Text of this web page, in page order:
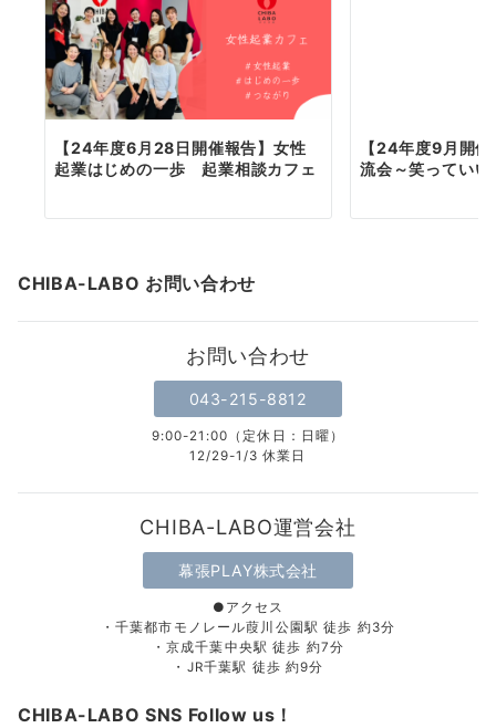
【24年度6月28日開催報告】女性
起業はじめの一歩 起業相談カフェ
【24年度9月開
流会～笑っていい
CHIBA-LABO お問い合わせ
お問い合わせ
043-215-8812
9:00-21:00（定休日：日曜）
12/29-1/3 休業日
CHIBA-LABO運営会社
幕張PLAY株式会社
●アクセス
・千葉都市モノレール葭川公園駅 徒歩 約3分
・京成千葉中央駅 徒歩 約7分
・JR千葉駅 徒歩 約9分
CHIBA-LABO SNS Follow us！